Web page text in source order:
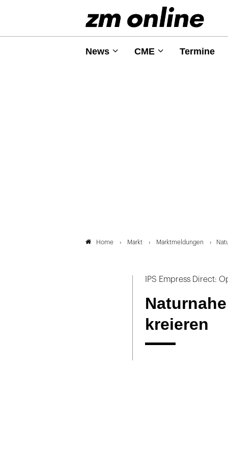
News CME Termine
Home Markt Marktmeldungen
IPS Empress Direct:
kreieren